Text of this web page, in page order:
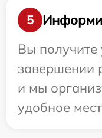
5
Вы получите
завершении
и мы
удобное